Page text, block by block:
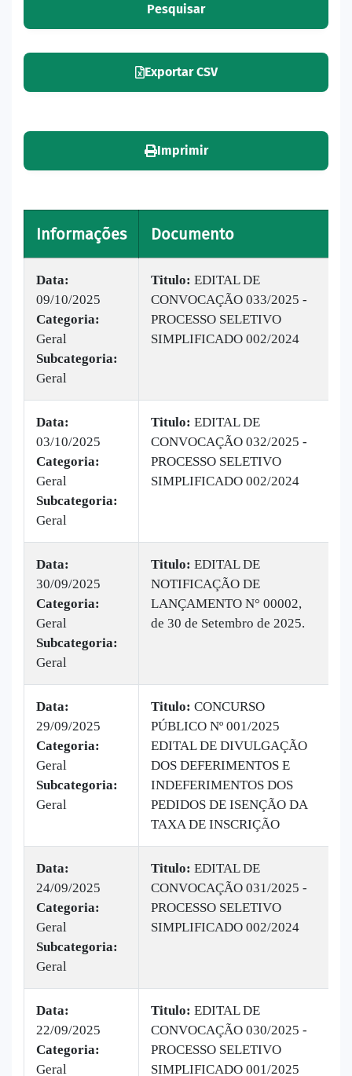
Pesquisar
Exportar CSV
Imprimir
Informações Documento
Data:
09/10/2025
Categoria:
Geral
Subcategoria:
Geral
Titulo: EDITAL DE
CONVOCAÇÃO 033/2025 -
PROCESSO SELETIVO
SIMPLIFICADO 002/2024
Data:
03/10/2025
Categoria:
Geral
Subcategoria:
Geral
Titulo: EDITAL DE
CONVOCAÇÃO 032/2025 -
PROCESSO SELETIVO
SIMPLIFICADO 002/2024
Data:
30/09/2025
Categoria:
Geral
Subcategoria:
Geral
Titulo: EDITAL DE
NOTIFICAÇÃO DE
LANÇAMENTO N° 00002,
de 30 de Setembro de 2025.
Data:
29/09/2025
Categoria:
Geral
Subcategoria:
Geral
Titulo: CONCURSO
PÚBLICO Nº 001/2025
EDITAL DE DIVULGAÇÃO
DOS DEFERIMENTOS E
INDEFERIMENTOS DOS
PEDIDOS DE ISENÇÃO DA
TAXA DE INSCRIÇÃO
Data:
24/09/2025
Categoria:
Geral
Subcategoria:
Geral
Titulo: EDITAL DE
CONVOCAÇÃO 031/2025 -
PROCESSO SELETIVO
SIMPLIFICADO 002/2024
Data:
22/09/2025
Categoria:
Geral
Titulo: EDITAL DE
CONVOCAÇÃO 030/2025 -
PROCESSO SELETIVO
SIMPLIFICADO 001/2025